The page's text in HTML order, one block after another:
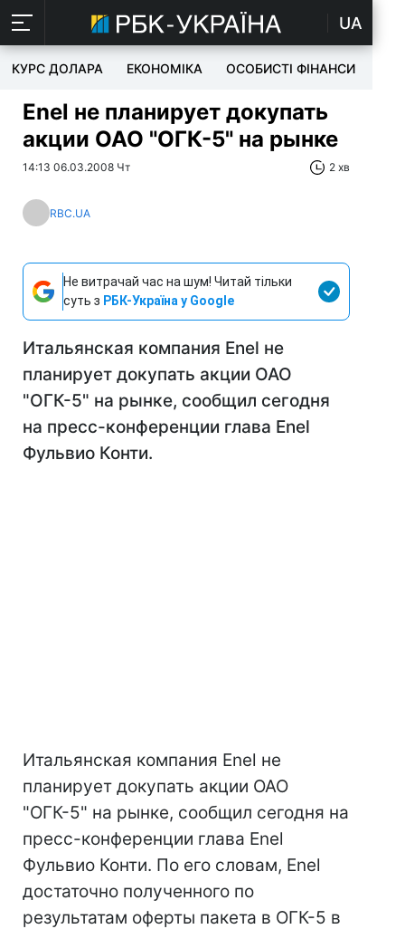
UA
КУРС ДОЛАРА ЕКОНОМІКА ОСОБИСТІ ФІНАНСИ
Enel не планирует докупать
акции ОАО "ОГК-5" на рынке
14:13 06.03.2008 Чт 2 хв
RBC.UA
Не витрачай час на шум! Читай тільки
суть з РБК-Україна у Google
Итальянская компания Enel не
планирует докупать акции ОАО
"ОГК-5" на рынке, сообщил сегодня
на пресс-конференции глава Enel
Фульвио Конти.
Итальянская компания Enel не
планирует докупать акции ОАО
"ОГК-5" на рынке, сообщил сегодня на
пресс-конференции глава Enel
Фульвио Конти. По его словам, Enel
достаточно полученного по
результатам оферты пакета в ОГК-5 в